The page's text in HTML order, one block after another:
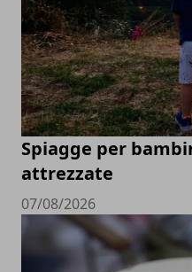
Spiagge per
attrezzate
07/08/2026